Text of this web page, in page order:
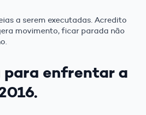
a serem executadas. Acredito
movimento, ficar parada não
para enfrentar a